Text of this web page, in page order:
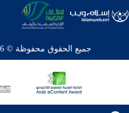
جميع الحقوق محفوظة © 2026 - 1998 لشبكة إسلام ويب